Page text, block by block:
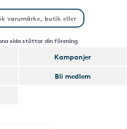
sida stöttar din förening
Kampanjer
Bli medlem